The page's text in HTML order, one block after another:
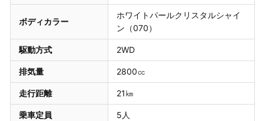
ボディカラー
ホワイトパールクリスタルシャイ
ン（070）
駆動方式 2WD
排気量 2800㏄
走行距離 21㎞
乗車定員 5人